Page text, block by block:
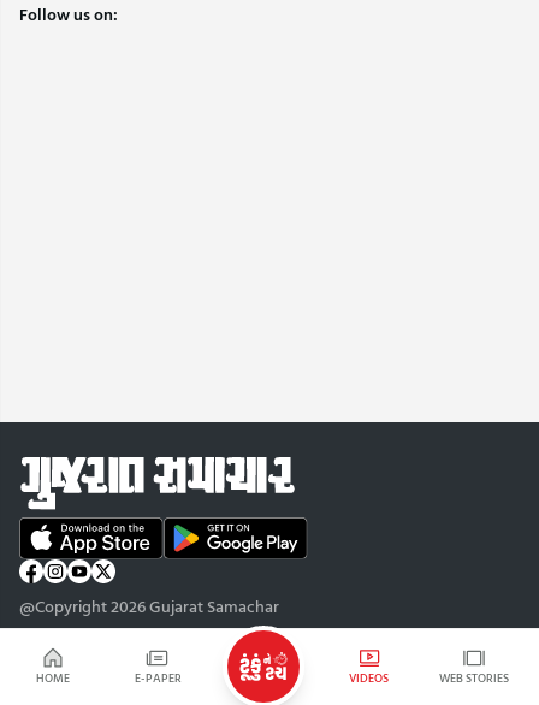
HOME E-PAPER VIDEOS WEB STORIES
Follow us on:
@Copyright 2026 Gujarat Samachar